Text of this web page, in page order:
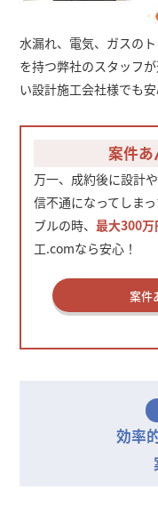
水漏れ、電気、ガスの
を持つ弊社のスタッフ
い設計施工会社様でも安
案件あ
万一、成約後に設計
信不通になってしま
ブルの時、最大300
工.comなら安心！
案件
効率